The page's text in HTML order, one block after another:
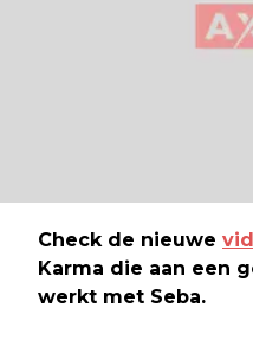
Check de nieuwe
Karma die aan een
werkt met Seba.